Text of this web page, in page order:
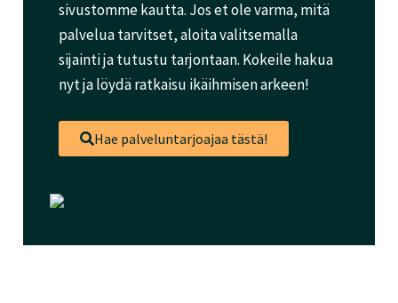
sivustomme kautta. Jos et ole varma, mitä
palvelua tarvitset, aloita valitsemalla
sijainti ja tutustu tarjontaan. Kokeile hakua
nyt ja löydä ratkaisu ikäihmisen arkeen!
Hae palveluntarjoajaa tästä!